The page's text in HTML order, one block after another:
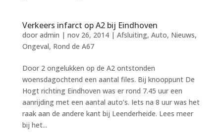
Verkeers infarct op A2 bij Eindhoven
door admin | nov 26, 2014| Afsluiting, Auto, Nieuws,
Ongeval, Rond de A67
Door 2 ongelukken op de A2 ontstonden
woensdagochtend een aantal files. Bij knooppunt De
Hogt richting Eindhoven was er rond 7.45 uur een
aanrijding met een aantal auto’s. Iets na 8 uur was het
raak aan de andere kant bij Leenderheide. Lees meer
bij het...